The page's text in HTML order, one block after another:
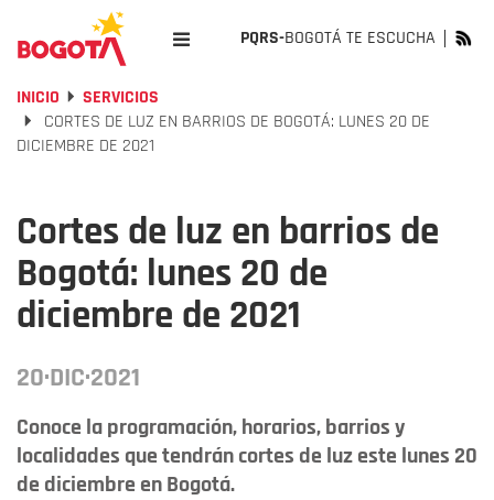
PQRS-BOGOTÁ TE ESCUCHA
INICIO
SERVICIOS
CORTES DE LUZ EN BARRIOS DE BOGOTÁ: LUNES 20 DE
DICIEMBRE DE 2021
Cortes de luz en barrios de
Bogotá: lunes 20 de
diciembre de 2021
20·DIC·2021
Conoce la programación, horarios, barrios y
localidades que tendrán cortes de luz este lunes 20
de diciembre en Bogotá.